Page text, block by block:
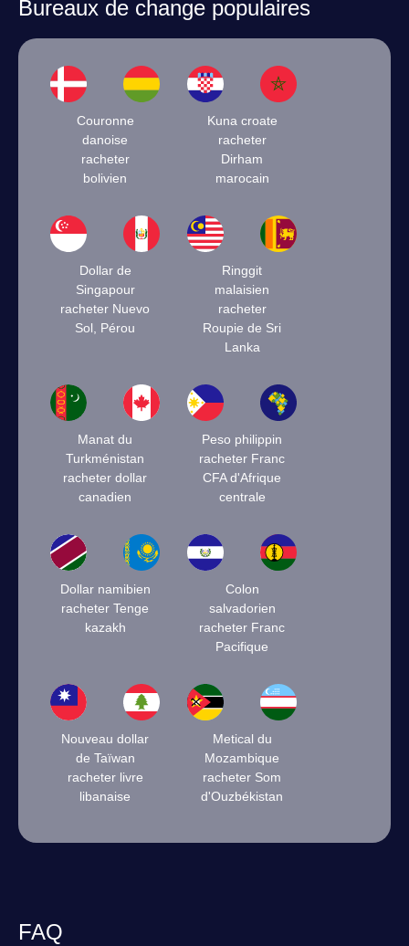
Bureaux de change populaires
Couronne
danoise
racheter
bolivien
Kuna croate
racheter
Dirham
marocain
Dollar de
Singapour
racheter Nuevo
Sol, Pérou
Ringgit
malaisien
racheter
Roupie de Sri
Lanka
Manat du
Turkménistan
racheter dollar
canadien
Peso philippin
racheter Franc
CFA d'Afrique
centrale
Dollar namibien
racheter Tenge
kazakh
Colon
salvadorien
racheter Franc
Pacifique
Nouveau dollar
de Taïwan
racheter livre
libanaise
Metical du
Mozambique
racheter Som
d'Ouzbékistan
FAQ